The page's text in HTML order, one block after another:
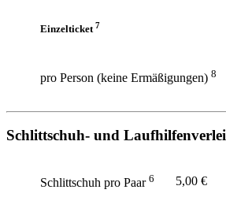
Einzelticket 7
pro Person (keine Ermäßigungen) 8
Schlittschuh- und
Schlittschuh pro Paar 6 5,00 €